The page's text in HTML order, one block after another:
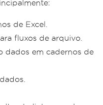
de Excel.
fluxos de arquivo.
dados em cadernos de